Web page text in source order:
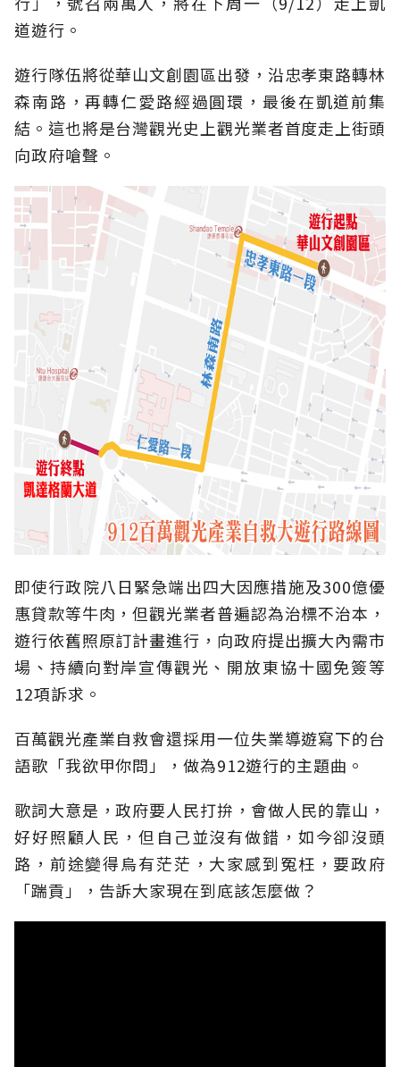
道遊行。
遊行隊伍將從華山文創園區出發，沿忠孝東路轉林
森南路，再轉仁愛路經過圓環，最後在凱道前集
結。這也將是台灣觀光史上觀光業者首度走上街頭
向政府嗆聲。
即使行政院八日緊急端出四大因應措施及300億優
惠貸款等牛肉，但觀光業者普遍認為治標不治本，
遊行依舊照原訂計畫進行，向政府提出擴大內需市
場、持續向對岸宣傳觀光、開放東協十國免簽等
12項訴求。
百萬觀光產業自救會還採用一位失業導遊寫下的台
語歌「我欲甲你問」，做為912遊行的主題曲。
歌詞大意是，政府要人民打拚，會做人民的靠山，
好好照顧人民，但自己並沒有做錯，如今卻沒頭
路，前途變得烏有茫茫，大家感到冤枉，要政府
「踹貢」，告訴大家現在到底該怎麼做？